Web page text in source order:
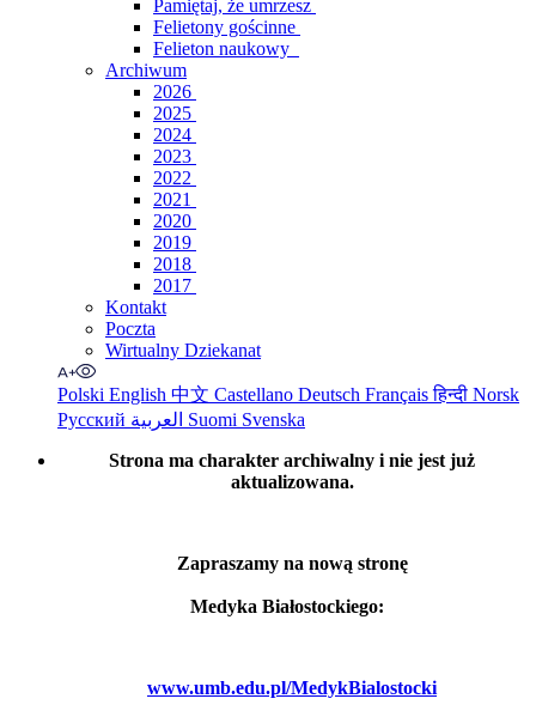
Pamiętaj, że umrzesz
Felietony gościnne
Felieton naukowy
Archiwum
2026
2025
2024
2023
2022
2021
2020
2019
2018
2017
Kontakt
Poczta
Wirtualny Dziekanat
Polski English 中文 Castellano Deutsch Françaisहिन्दी Norsk
Русский
Suomi Svenska
Strona ma charakter archiwalny i nie jest już
aktualizowana.
Zapraszamy na nową stronę
Medyka Białostockiego:
www.umb.edu.pl/MedykBialostocki